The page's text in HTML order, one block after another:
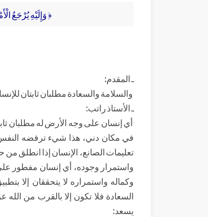
﴿ وَإِلَيْهِ يُرْجَعُ
ـ المقدم:
والسلامة والسعادة مطلبان ثابتان
ـ الأستاذ راتب:
أي إنسان على وجه الأرض له مطلبان
في مكان دني، هذا شيء ترفضه
تعليمات الصانع، الإنسان إذا انطلق
واستمرار وجوده، أي إنسان مفطور
وكماله واستمراره لا يتحققان إلا
السعادة فلا تكون إلا بالقرب من
يسعد: